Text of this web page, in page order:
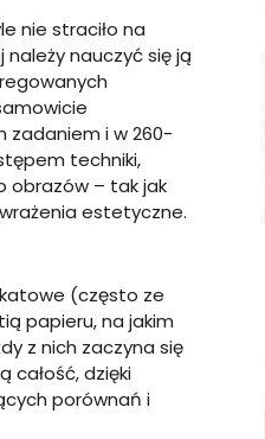
nie straciło na
nauczyć się ją
zadaniem i w 260-
techniki,
obrazów – tak jak
estetyczne.
(często ze
papieru, na jakim
z nich zaczyna się
całość, dzięki
porównań i